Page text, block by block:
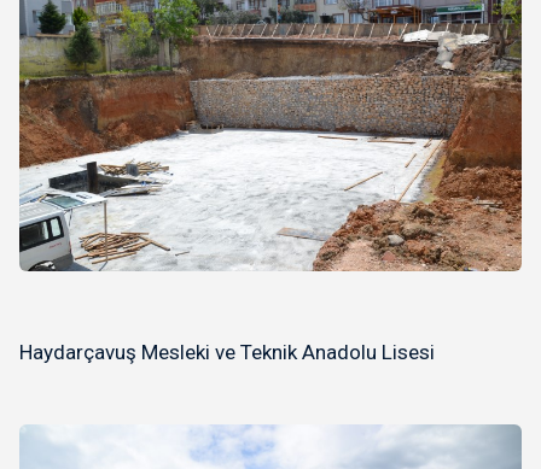
Haydarçavuş Mesleki ve Teknik Anadolu Lisesi